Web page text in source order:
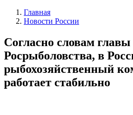
Главная
Новости России
Согласно словам главы
Росрыболовства, в
рыбохозяйственный
работает стабильно